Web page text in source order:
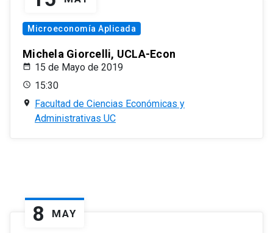
Microeconomía Aplicada
Michela Giorcelli, UCLA-Econ
15 de Mayo de 2019
15:30
Facultad de Ciencias Económicas y
Administrativas UC
8 MAY